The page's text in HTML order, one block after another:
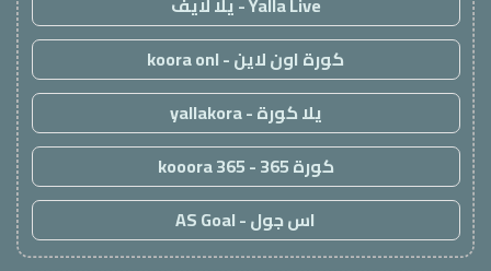
كورة اون لاين - koora onl
يلا كورة - yallakora
كورة 365 - kooora 365
اس جول - AS Goal